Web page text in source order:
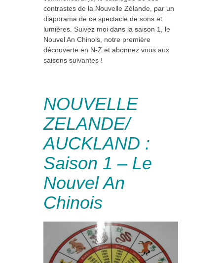
contrastes de la Nouvelle Zélande, par un
diaporama de ce spectacle de sons et
lumières. Suivez moi dans la saison 1, le
Nouvel An Chinois, notre première
découverte en N-Z et abonnez vous aux
saisons suivantes !
NOUVELLE
ZELANDE/
AUCKLAND :
Saison 1 – Le
Nouvel An
Chinois